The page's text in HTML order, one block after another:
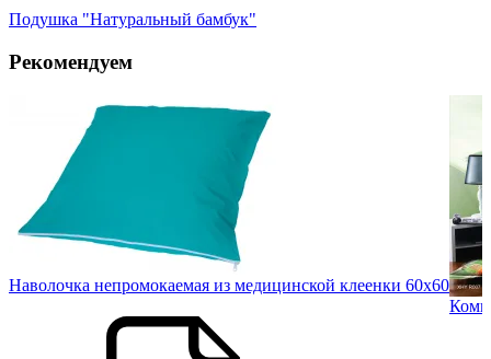
Подушка "Натуральный бамбук"
Рекомендуем
Наволочка непромокаемая из медицинской клеенки 60х60